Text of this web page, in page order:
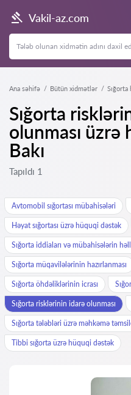
Vakil-az.com
Ana səhifə Bütün xidmətlər Sığorta
Sığorta
olunması
Bakı
Tapıldı 1
Avtomobil sığortası mübahisələri
Həyat sığortası üzrə hüquqi dəstək
Sığorta iddiaları və mübahisələrin
Sığorta müqavilələrinin hazırlanması
Sığorta öhdəliklərinin icrası
Sığorta risklərinin idarə olunması
Sığorta tələbləri üzrə məhkəmə
Tibbi sığorta üzrə hüquqi dəstək